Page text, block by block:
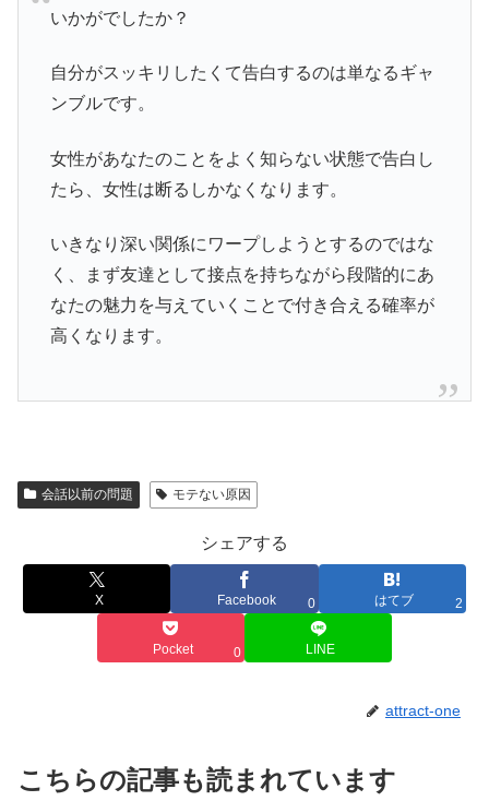
いかがでしたか？
自分がスッキリしたくて告白するのは単なるギャ
ンブルです。
女性があなたのことをよく知らない状態で告白し
たら、女性は断るしかなくなります。
いきなり深い関係にワープしようとするのではな
く、まず友達として接点を持ちながら段階的にあ
なたの魅力を与えていくことで付き合える確率が
高くなります。
会話以前の問題 モテない原因
シェアする
X Facebook 0 はてブ 2
Pocket 0 LINE
attract-one
こちらの記事も読まれています